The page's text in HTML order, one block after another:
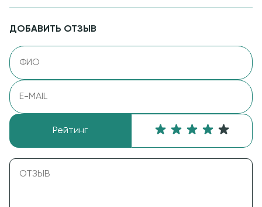
ДОБАВИТЬ ОТЗЫВ
Рейтинг